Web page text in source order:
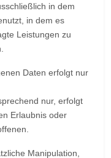
in dem
in dem es
Leistungen zu
Daten erfolgt nur
nur, erfolgt
Erlaubnis oder
Manipulation,